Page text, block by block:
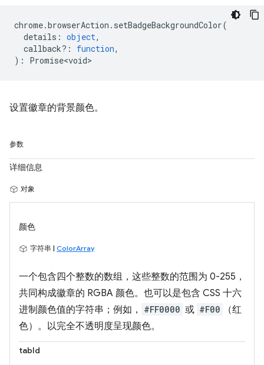
chrome.browserAction . setBadgeBackgroundColor(
details : object,
callback? : function,
) : Promise<void>
设置徽章的背景颜色。
参数
详细信息
对象
颜色
字符串 | ColorArray
一个包含四个整数的数组，这些整数的范围为 0-255，
共同构成徽章的 RGBA 颜色。也可以是包含 CSS 十六
进制颜色值的字符串；例如，
#FF0000 或 #F00
（红
色）。以完全不透明度呈现颜色。
tabId